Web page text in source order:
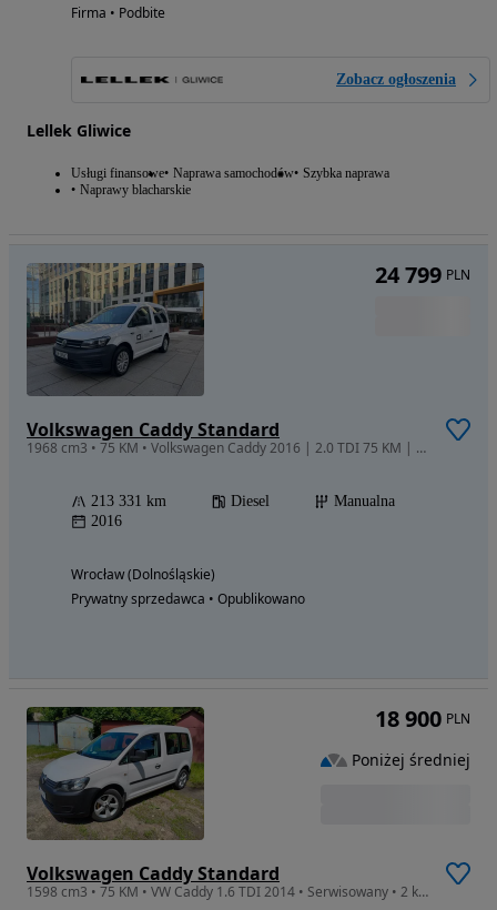
Firma • Podbite
Zobacz ogłoszenia
Lellek Gliwice
Usługi finansowe Naprawa samochodów Szybka naprawa
Naprawy blacharskie
Volkswagen Caddy Standard
1968 cm3 • 75 KM • Volkswagen Caddy 2016 | 2.0 TDI 75 KM | 5-osobowy | ciężarowy
213 331 km Diesel
Manualna
2016
Wrocław (Dolnośląskie)
Prywatny sprzedawca • Opublikowano
24 799 PLN
Volkswagen Caddy Standard
1598 cm3 • 75 KM • VW Caddy 1.6 TDI 2014 • Serwisowany • 2 kpl kół • Sprawny •
18 900 PLN
Poniżej średniej